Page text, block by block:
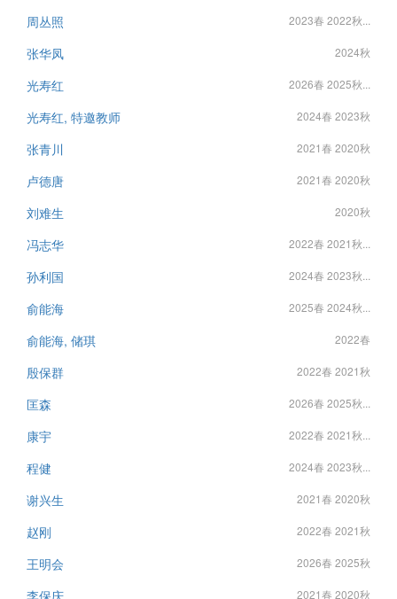
周丛照 2023春 2022秋...
张华凤 2024秋
光寿红 2026春 2025秋...
光寿红, 特邀教师 2024春 2023秋
张青川 2021春 2020秋
卢德唐 2021春 2020秋
刘难生 2020秋
冯志华 2022春 2021秋...
孙利国 2024春 2023秋...
俞能海 2025春 2024秋...
俞能海, 储琪 2022春
殷保群 2022春 2021秋
匡森 2026春 2025秋...
康宇 2022春 2021秋...
程健 2024春 2023秋...
谢兴生 2021春 2020秋
赵刚 2022春 2021秋
王明会 2026春 2025秋
李保庆 2021春 2020秋